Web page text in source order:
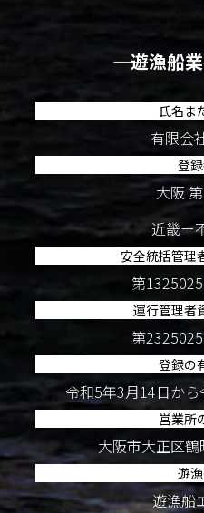
―― 遊漁船業
氏名ま
有限会
登
大阪
近畿ー
安全統括管理
第
運行管理者
第
登録の
令和5年3月14日か
営業所
大阪市大正区
遊
遊漁船